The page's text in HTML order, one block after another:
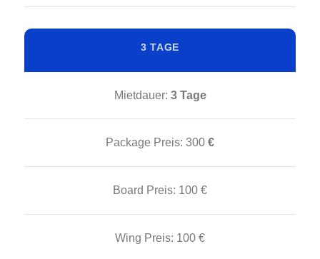
3 TAGE
Mietdauer: 3 Tage
Package Preis: 300 €
Board Preis: 100 €
Wing Preis: 100 €